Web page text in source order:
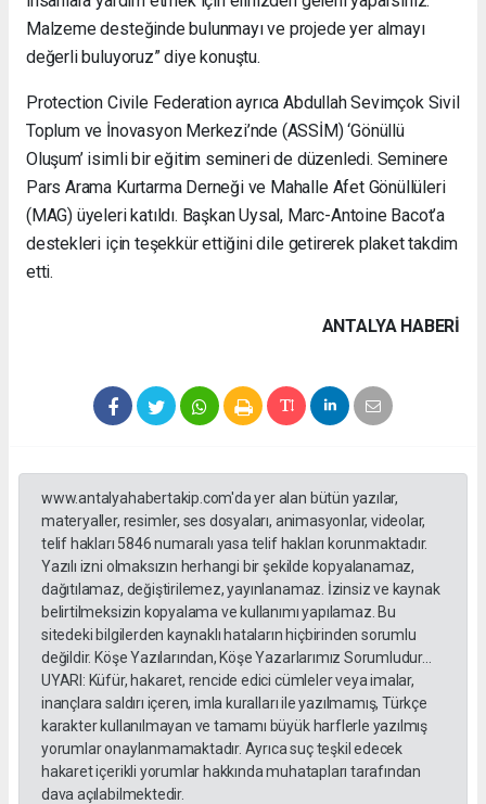
Malzeme desteğinde bulunmayı ve projede yer almayı
değerli buluyoruz” diye konuştu.
Protection Civile Federation ayrıca Abdullah Sevimçok Sivil
Toplum ve İnovasyon Merkezi’nde (ASSİM) ‘Gönüllü
Oluşum’ isimli bir eğitim semineri de düzenledi. Seminere
Pars Arama Kurtarma Derneği ve Mahalle Afet Gönüllüleri
(MAG) üyeleri katıldı. Başkan Uysal, Marc-Antoine Bacot’a
destekleri için teşekkür ettiğini dile getirerek plaket takdim
etti.
ANTALYA HABERİ
www.antalyahabertakip.com'da yer alan bütün yazılar,
materyaller, resimler, ses dosyaları, animasyonlar, videolar,
telif hakları 5846 numaralı yasa telif hakları korunmaktadır.
Yazılı izni olmaksızın herhangi bir şekilde kopyalanamaz,
dağıtılamaz, değiştirilemez, yayınlanamaz. İzinsiz ve kaynak
belirtilmeksizin kopyalama ve kullanımı yapılamaz. Bu
sitedeki bilgilerden kaynaklı hataların hiçbirinden sorumlu
değildir. Köşe Yazılarından, Köşe Yazarlarımız Sorumludur...
UYARI: Küfür, hakaret, rencide edici cümleler veya imalar,
inançlara saldırı içeren, imla kuralları ile yazılmamış, Türkçe
karakter kullanılmayan ve tamamı büyük harflerle yazılmış
yorumlar onaylanmamaktadır. Ayrıca suç teşkil edecek
hakaret içerikli yorumlar hakkında muhatapları tarafından
dava açılabilmektedir.